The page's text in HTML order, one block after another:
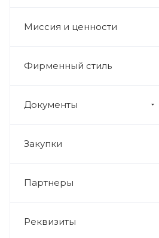
Миссия и ценности
Фирменный стиль
Документы
Закупки
Партнеры
Реквизиты